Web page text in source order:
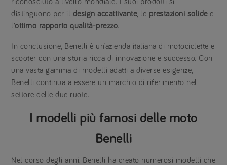
distinguono per il design accattivante, le prestazioni solidee
l’ottimo rapporto qualità-prezzo.
In conclusione, Benelli è un’azienda italiana di motociclette e
scooter con una storia ricca di innovazione e successo. Con
una vasta gamma di modelli adatti a diverse esigenze,
Benelli continua a essere un marchio di riferimento nel
settore delle due ruote.
I modelli più famosi delle moto
Benelli
Nel corso degli anni, Benelli ha creato numerosi modelli che